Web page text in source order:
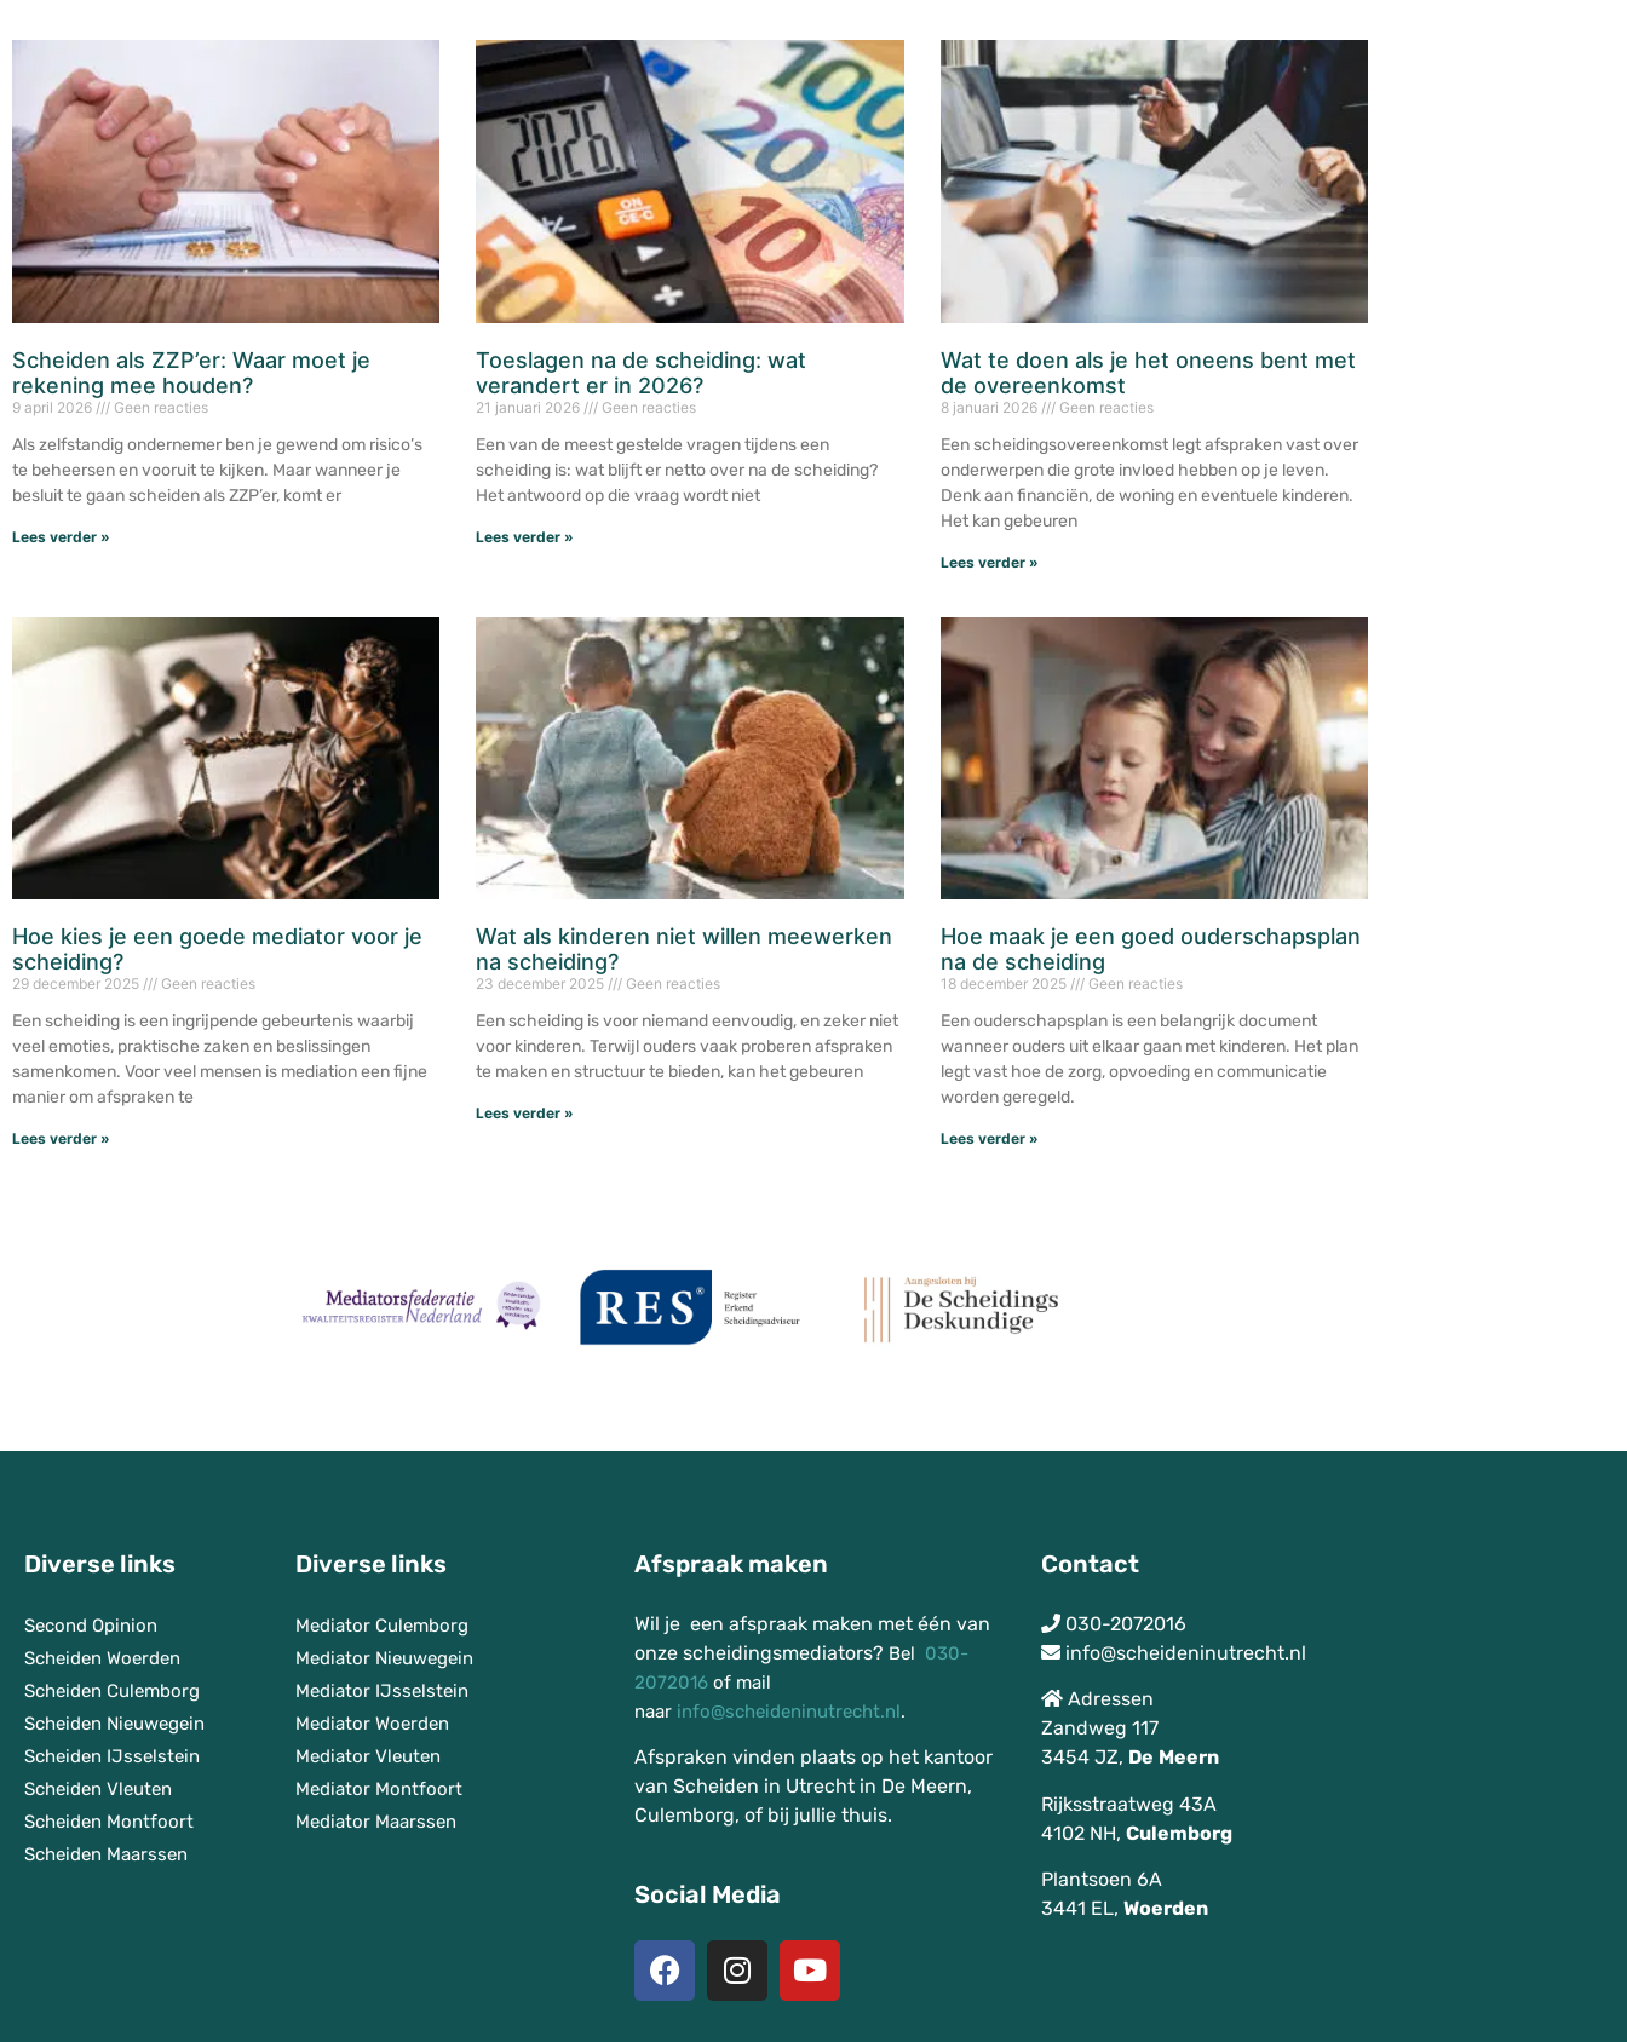
Scheiden als ZZP’er: Waar moet je
rekening mee houden?
9 april 2026 Geen reacties
Als zelfstandig ondernemer ben je gewend om risico’s
te beheersen en vooruit te kijken. Maar wanneer je
besluit te gaan scheiden als ZZP’er, komt er
Lees verder »
Toeslagen na de scheiding: wat
verandert er in 2026?
21 januari 2026 Geen reacties
Een van de meest gestelde vragen tijdens een
scheiding is: wat blijft er netto over na de scheiding?
Het antwoord op die vraag wordt niet
Lees verder »
Wat te doen als je het oneens bent met
de overeenkomst
8 januari 2026 Geen reacties
Een scheidingsovereenkomst legt afspraken vast over
onderwerpen die grote invloed hebben op je leven.
Denk aan financiën, de woning en eventuele kinderen.
Het kan gebeuren
Lees verder »
Hoe kies je een goede mediator voor je
scheiding?
29 december 2025 Geen reacties
Een scheiding is een ingrijpende gebeurtenis waarbij
veel emoties, praktische zaken en beslissingen
samenkomen. Voor veel mensen is mediation een fijne
manier om afspraken te
Lees verder »
Wat als kinderen niet willen meewerken
na scheiding?
23 december 2025 Geen reacties
Een scheiding is voor niemand eenvoudig, en zeker niet
voor kinderen. Terwijl ouders vaak proberen afspraken
te maken en structuur te bieden, kan het gebeuren
Lees verder »
Hoe maak je een goed ouderschapsplan
na de scheiding
18 december 2025 Geen reacties
Een ouderschapsplan is een belangrijk document
wanneer ouders uit elkaar gaan met kinderen. Het plan
legt vast hoe de zorg, opvoeding en communicatie
worden geregeld.
Lees verder »
Diverse links
Second Opinion
Scheiden Woerden
Scheiden Culemborg
Scheiden Nieuwegein
Scheiden IJsselstein
Scheiden Vleuten
Scheiden Montfoort
Scheiden Maarssen
Diverse links
Mediator Culemborg
Mediator Nieuwegein
Mediator IJsselstein
Mediator Woerden
Mediator Vleuten
Mediator Montfoort
Mediator Maarssen
Afspraak maken
Wil je een afspraak maken met één van
onze scheidingsmediators? Bel 030-
2072016 of mail
naar info@scheideninutrecht.nl.
Afspraken vinden plaats op het kantoor
van Scheiden in Utrecht in De Meern,
Culemborg, of bij jullie thuis.
Social Media
Contact
030-2072016
info@scheideninutrecht.nl
Adressen
Zandweg 117
3454 JZ, De Meern
Rijksstraatweg 43A
4102 NH, Culemborg
Plantsoen 6A
3441 EL, Woerden